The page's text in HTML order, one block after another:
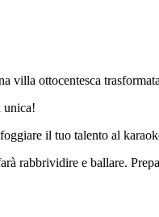
villa ottocentesca
unica!
il tuo talento al
rabbrividire e ballare.